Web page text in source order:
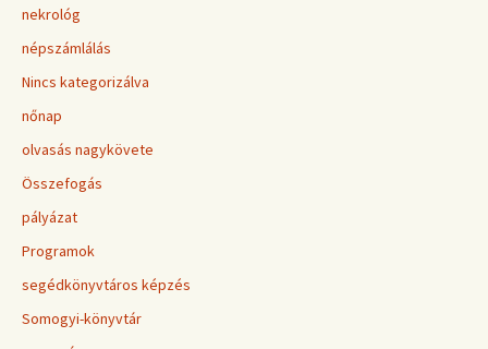
nekrológ
népszámlálás
Nincs kategorizálva
nőnap
olvasás nagykövete
Összefogás
pályázat
Programok
segédkönyvtáros képzés
Somogyi-könyvtár